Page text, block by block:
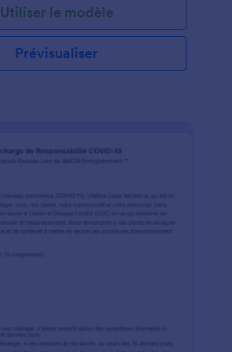
Utiliser le modèle
Prévisualiser